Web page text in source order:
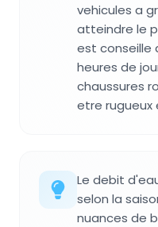
vehicules a
atteindre le
est conseille
heures de
chaussures
etre rugueux
Le debit
selon la
nuances de